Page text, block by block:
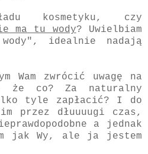
kosmetyku, czy
ma tu wody? Uwielbiam
idealnie nadają
Wam zwrócić uwagę na
co? Za naturalny
tyle zapłacić? I do
przez dłuuuugi czas,
a jednak
jak Wy, ale ja jestem